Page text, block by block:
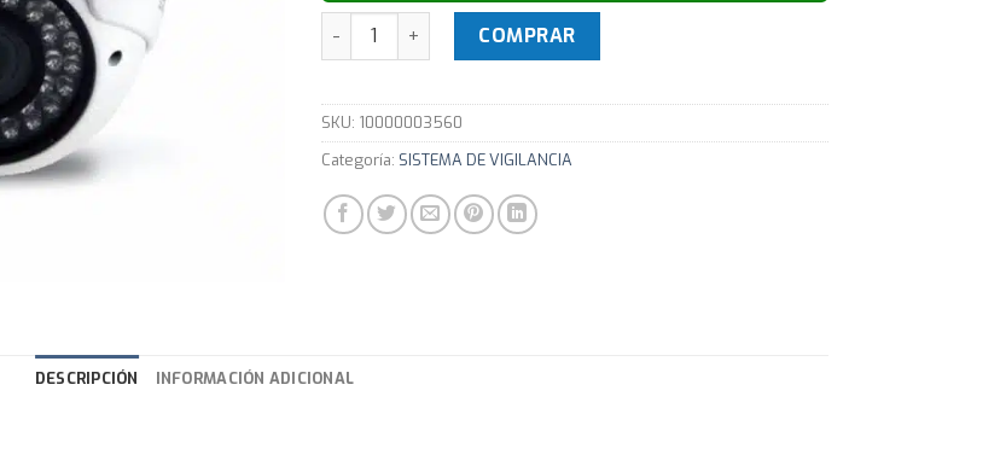
Cámara Dahua CCTV Hac-hdw1100rp-vf 1mp 2.7-13.5mm cantidad
COMPRAR
SKU: 10000003560
Categoría: SISTEMA DE VIGILANCIA
DESCRIPCIÓN INFORMACIÓN ADICIONAL